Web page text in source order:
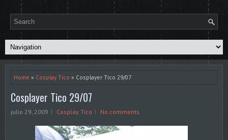
Home » Cosplay Tico » Cosplayer Tico 29/07
Cosplayer Tico 29/07
julio 29, 2009 Cosplay Tico No comments